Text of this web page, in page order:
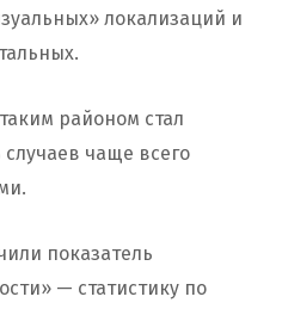
локализаций и
районом стал
случаев чаще всего
показатель
— статистику по